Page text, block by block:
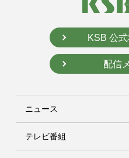
KSB 公
配信
ニュース
テレビ番組